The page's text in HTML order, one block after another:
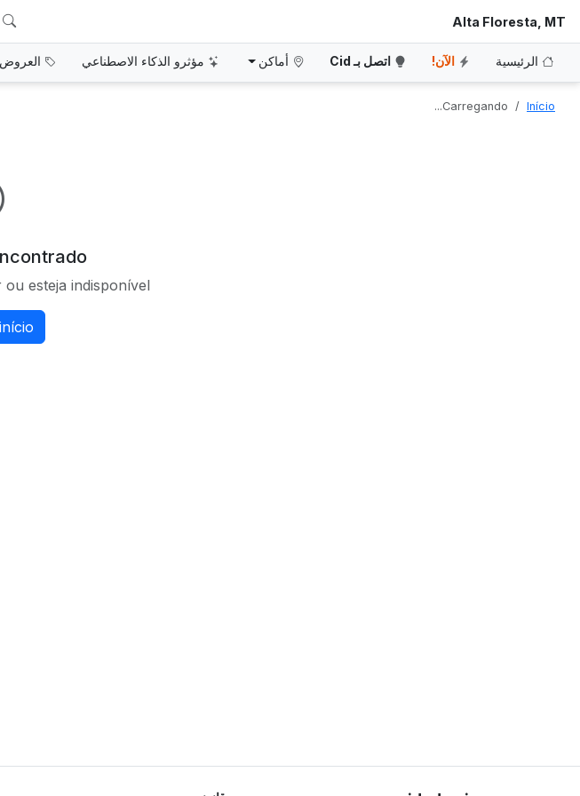
Alta Floresta, MT
الرئيسية الآن! اتصل بـ Cid أماكن مؤثرو الذكاء الاصطناعي العروض
Início
Carregando...
esteja indisponível.